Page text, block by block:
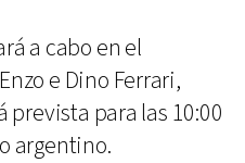
a cabo en el
e Dino Ferrari,
prevista para las 10:00
argentino.